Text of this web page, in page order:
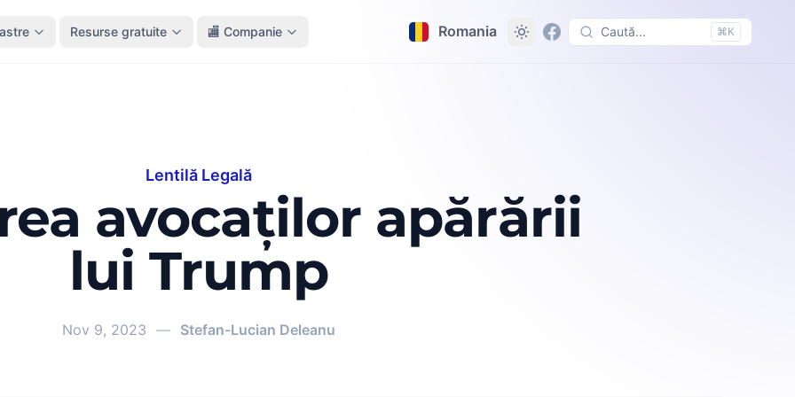
Resurse gratuite 🏬 Companie Romania Caută... ⌘K
Lentilă Legală
avocaților apărării
lui Trump
Nov 9, 2023 — Stefan-Lucian Deleanu